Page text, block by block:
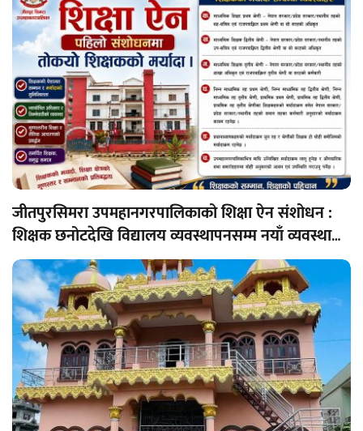
जीतपुरसिमरा उपमहानगरपालिकाको शिक्षा ऐन संशोधन :
शिक्षक छनोटदेखि विद्यालय व्यवस्थापनसम्म नयाँ व्यवस्था
लागू